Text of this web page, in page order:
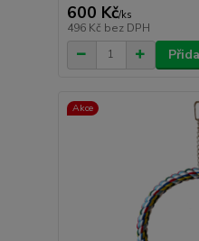
600 Kč/ks
496 Kč bez DPH
Akce